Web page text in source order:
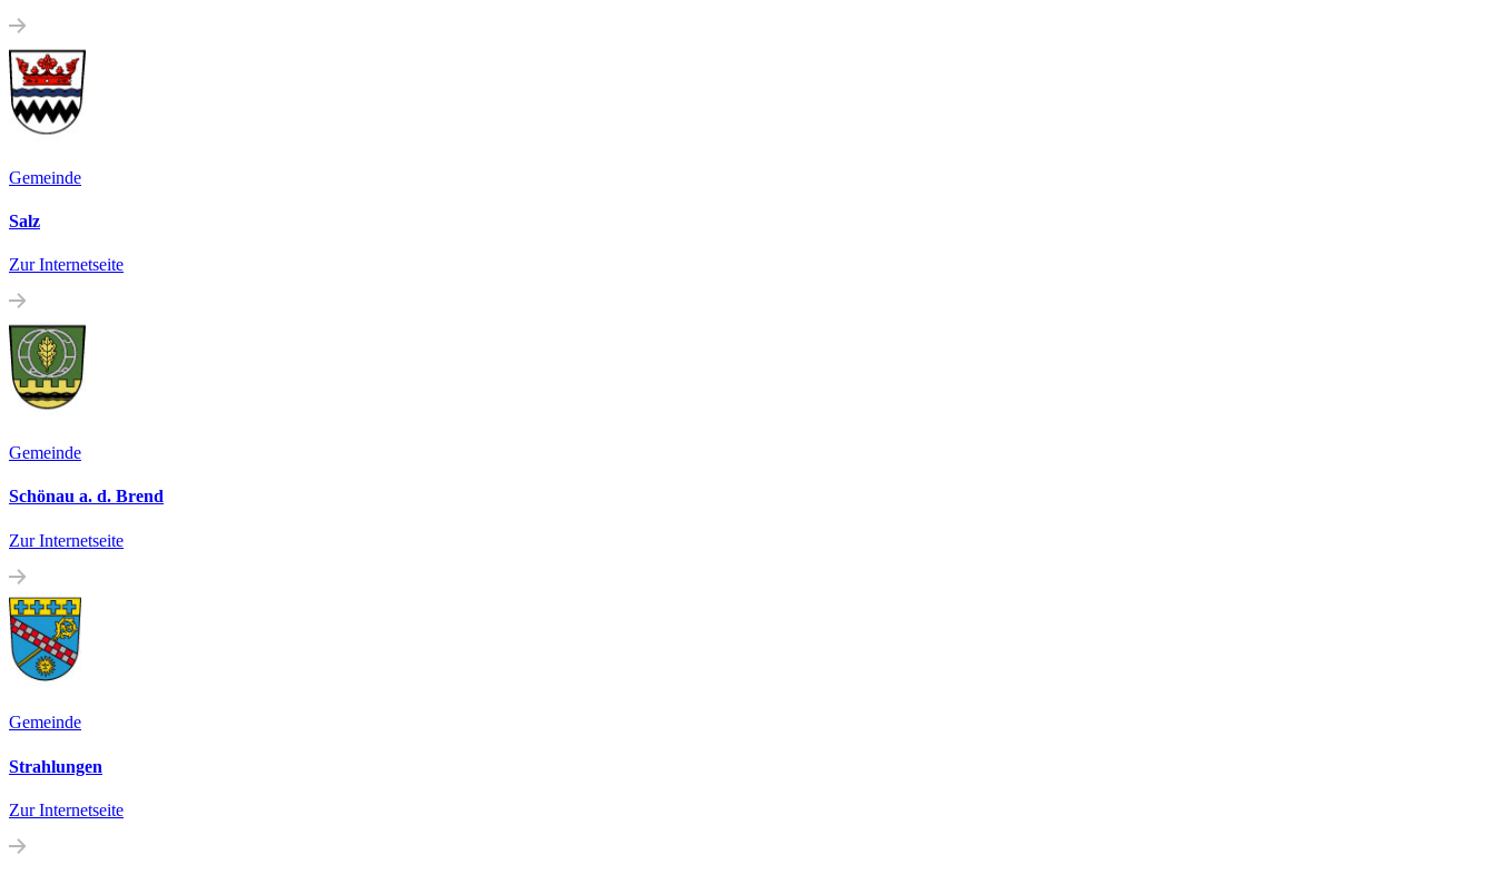
Gemeinde
Salz
Zur Internetseite
Gemeinde
Schönau a. d. Brend
Zur Internetseite
Gemeinde
Strahlungen
Zur Internetseite